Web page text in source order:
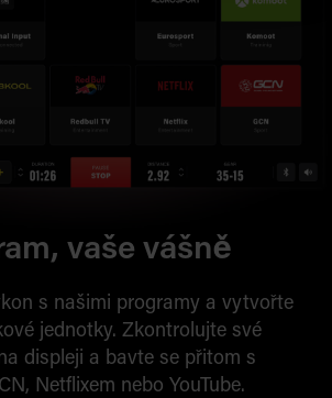
vaše vášně
s našimi programy a vytvořte
jednotky. Zkontrolujte své
displeji a bavte se přitom s
Netflixem nebo YouTube.